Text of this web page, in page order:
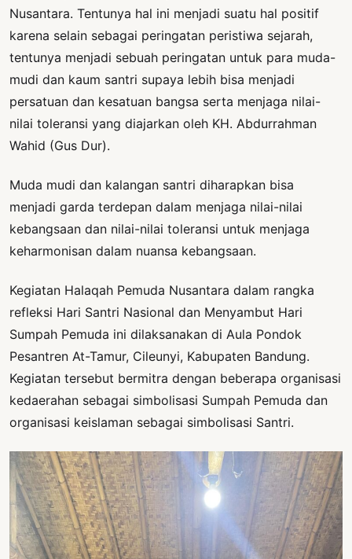
Nusantara. Tentunya hal ini menjadi suatu hal positif
karena selain sebagai peringatan peristiwa sejarah,
tentunya menjadi sebuah peringatan untuk para muda-
mudi dan kaum santri supaya lebih bisa menjadi
persatuan dan kesatuan bangsa serta menjaga nilai-
nilai toleransi yang diajarkan oleh KH. Abdurrahman
Wahid (Gus Dur).
Muda mudi dan kalangan santri diharapkan bisa
menjadi garda terdepan dalam menjaga nilai-nilai
kebangsaan dan nilai-nilai toleransi untuk menjaga
keharmonisan dalam nuansa kebangsaan.
Kegiatan Halaqah Pemuda Nusantara dalam rangka
refleksi Hari Santri Nasional dan Menyambut Hari
Sumpah Pemuda ini dilaksanakan di Aula Pondok
Pesantren At-Tamur, Cileunyi, Kabupaten Bandung.
Kegiatan tersebut bermitra dengan beberapa organisasi
kedaerahan sebagai simbolisasi Sumpah Pemuda dan
organisasi keislaman sebagai simbolisasi Santri.